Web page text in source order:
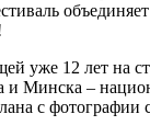
уже 12 лет на
и Минска –
с фотографии